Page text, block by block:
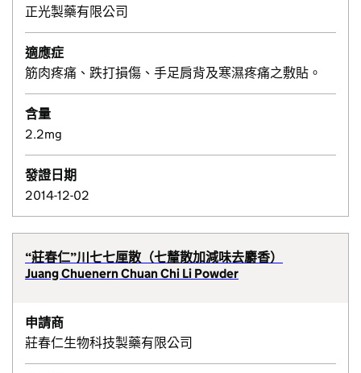
正光製藥有限公司
適應症
筋肉疼痛、跌打損傷、手足肩背及寒濕疼痛之敷貼。
含量
2.2mg
發證日期
2014-12-02
“莊春仁”川七七厘散（七釐散加減味去麝香）
Juang Chuenern Chuan Chi Li Powder
申請商
莊春仁生物科技製藥有限公司